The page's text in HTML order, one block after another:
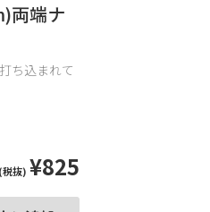
両端ナ
ち込まれて
抜) ¥825